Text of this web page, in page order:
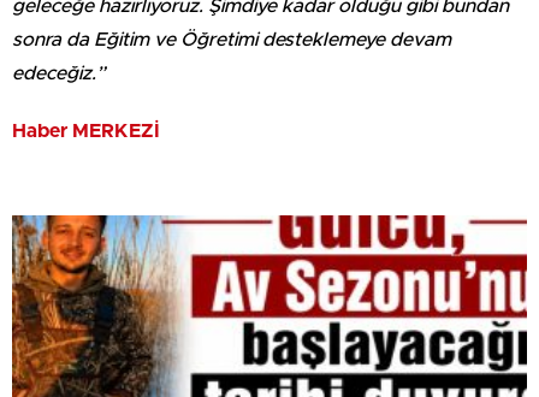
geleceğe hazırlıyoruz. Şimdiye kadar olduğu gibi bundan
sonra da Eğitim ve Öğretimi desteklemeye devam
edeceğiz.”
Haber MERKEZİ